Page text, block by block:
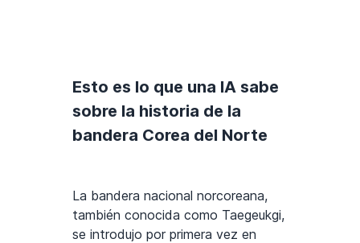
Esto es lo que una IA sabe
sobre la historia de la
bandera Corea del Norte
La bandera nacional norcoreana,
también conocida como Taegeukgi,
se introdujo por primera vez en